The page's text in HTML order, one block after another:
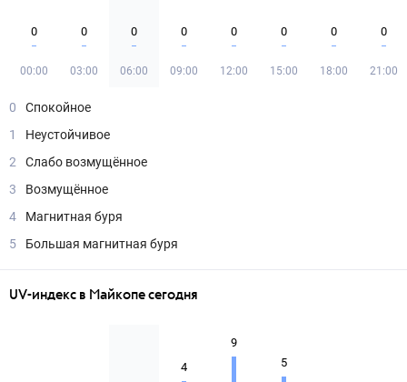
0
00:00
0
03:00
0
06:00
0
09:00
0
12:00
0
15:00
0
18:00
0
21:00
0
Спокойное
1
Неустойчивое
2
Слабо возмущённое
3
Возмущённое
4
Магнитная буря
5
Большая магнитная буря
UV-индекс в Майкопе сегодня
4
9
5